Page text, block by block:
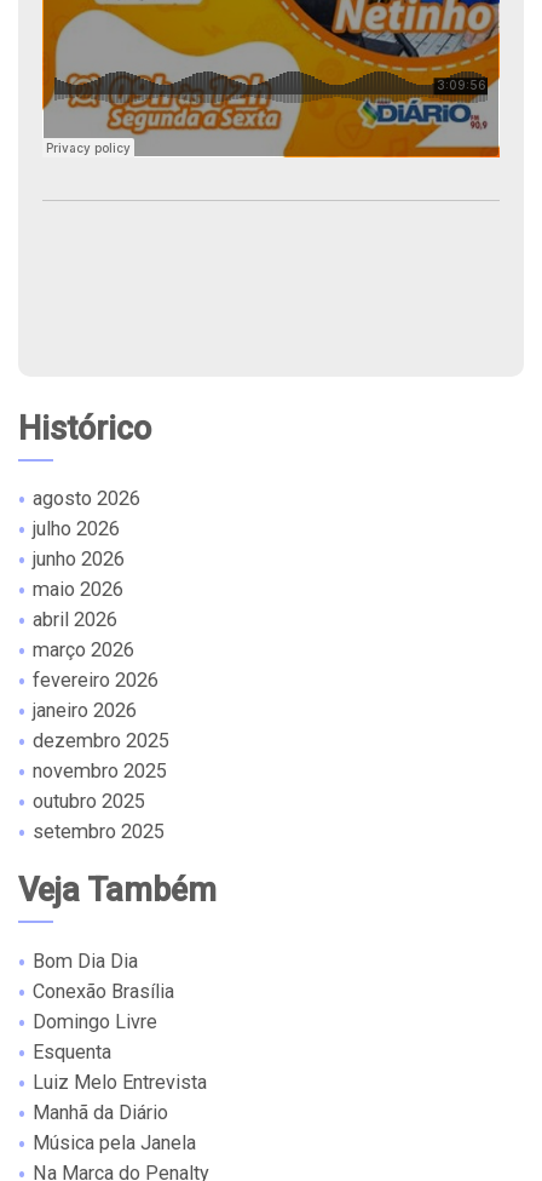
Histórico
agosto 2026
julho 2026
junho 2026
maio 2026
abril 2026
março 2026
fevereiro 2026
janeiro 2026
dezembro 2025
novembro 2025
outubro 2025
setembro 2025
Veja Também
Bom Dia Dia
Conexão Brasília
Domingo Livre
Esquenta
Luiz Melo Entrevista
Manhã da Diário
Música pela Janela
Na Marca do Penalty